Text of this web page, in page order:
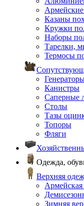
Казаны
Кружки
Наборы
Тарелки,
Термосы
Канистры
Саперные
Столы
Тазы
Топоры
Фляги
Одежда,
Верхняя
Армейская
Зимняя